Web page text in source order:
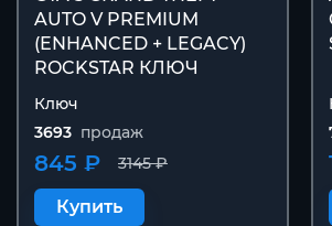
AUTO V PREMIUM
(ENHANCED + LEGACY)
ROCKSTAR КЛЮЧ
Ключ
3693 продаж
3145 ₽
845 ₽
Купить